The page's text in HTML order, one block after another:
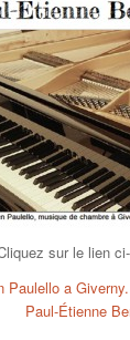
sur le lien
Paulello a
Paul-Étienne